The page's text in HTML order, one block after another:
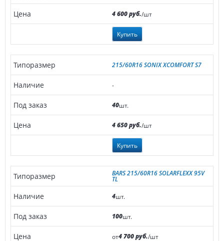
4 600 руб./шт
Купить
215/60R16 SONIX XCOMFORT S7
-
40шт.
4 650 руб./шт
Купить
BARS 215/60R16 SOLARFLEXX 95V
TL
4шт.
100шт.
от4 700 руб./шт